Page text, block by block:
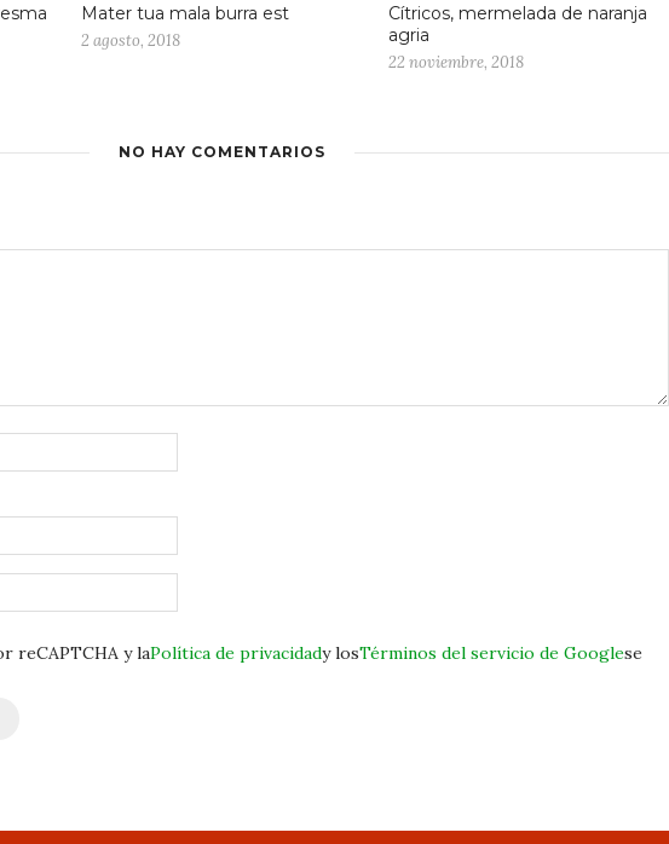
Mater tua mala burra est
2 agosto, 2018
Cítricos, mermelada de naranja
agria
22 noviembre, 2018
NO HAY COMENTARIOS
reCAPTCHA y laPolítica de privacidady losTérminos del servicio de Googlese